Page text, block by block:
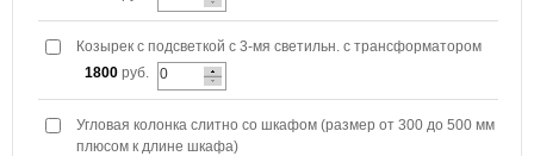
Козырек с подсветкой с 3-мя светильн. с трансформатором
1800 руб.
Угловая колонка слитно со шкафом (размер от 300 до 500 мм
плюсом к длине шкафа)